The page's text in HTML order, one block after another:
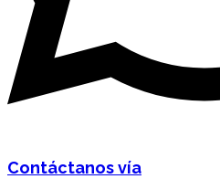
Contáctanos vía